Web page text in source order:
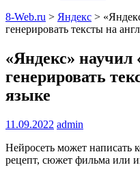
8-Web.ru > Яндекс >
генерировать тексты на
«Яндекс» научил
генерировать
языке
11.09.2022 admin
Нейросеть может написать
рецепт, сюжет фильма или